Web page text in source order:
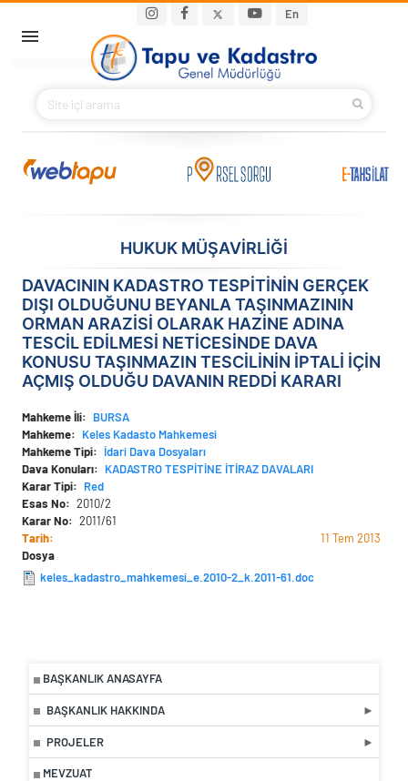
En
Main navigation
BAKANIMIZ
KURUMSAL
İLETIŞIM
S.S.S.
HUKUK MÜŞAVİRLİĞİ
BAŞKANLIK ANASAYFA
BAŞKANLIK HAKKINDA
PROJELER
MEVZUAT
DAVACININ KADASTRO TESPİTİNİN GERÇEK
DIŞI OLDUĞUNU BEYANLA TAŞINMAZININ
ORMAN ARAZİSİ OLARAK HAZİNE ADINA
TESCİL EDİLMESİ NETİCESİNDE DAVA
KONUSU TAŞINMAZIN TESCİLİNİN İPTALİ İÇİN
AÇMIŞ OLDUĞU DAVANIN REDDİ KARARI
Mahkeme İli
BURSA
Mahkeme
Keles Kadasto Mahkemesi
Mahkeme Tipi
İdari Dava Dosyaları
Dava Konuları
KADASTRO TESPİTİNE İTİRAZ DAVALARI
Karar Tipi
Red
Esas No
2010/2
Karar No
2011/61
Tarih
11 Tem 2013
Dosya
keles_kadastro_mahkemesi_e.2010-2_k.2011-61.doc